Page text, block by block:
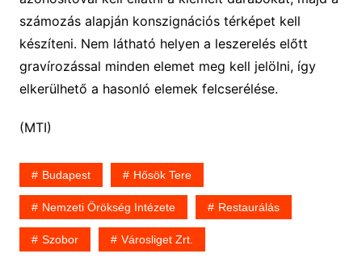
számozás alapján konszignációs térképet kell
készíteni. Nem látható helyen a leszerelés előtt
gravírozással minden elemet meg kell jelölni, így
elkerülhető a hasonló elemek felcserélése.
(MTI)
Budapest Hősök Tere
Nemzeti Örökség Intézete Restaurálás
Szobor Városliget Zrt.